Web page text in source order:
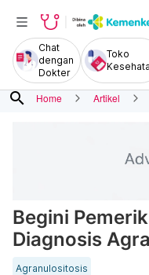
Chat
dengan
Dokter
Toko
search Home Artikel
Begini
Diagnosis
Agranulositosis